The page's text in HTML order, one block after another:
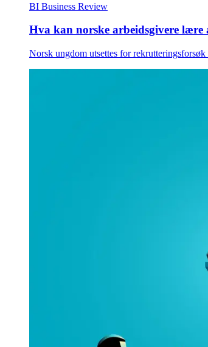
BI Business Review
Hva kan norske arbeidsgivere lære
Norsk ungdom utsettes for